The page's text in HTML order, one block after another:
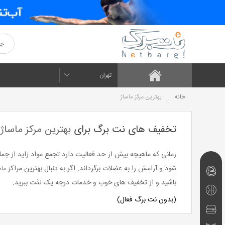
تهران
خانه بهترین مرکز ماساژ
نت‌برگ‌های
امروز
تفریحی
رستوران
تخفیف های نت برگ برای بهترین مرکز ماساژ
زمانی که ماهیچه بیش از حد فعالیت دارد تجمع مواد زاید از
شود و آرامش را به عضلات برگرداند. اگر به دنبال بهترین مراکز
باشید و از تخفیف های خوب و خدمات درجه یک لذت ببرید.
(بدون نت برگ فعال)